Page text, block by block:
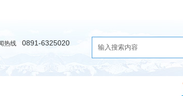
热线 0891-6325020